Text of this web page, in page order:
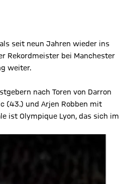
seit neun Jahren wieder ins
Rekordmeister bei Manchester
weiter.
nach Toren von Darron
(43.) und Arjen Robben mit
ist Olympique Lyon, das sich im